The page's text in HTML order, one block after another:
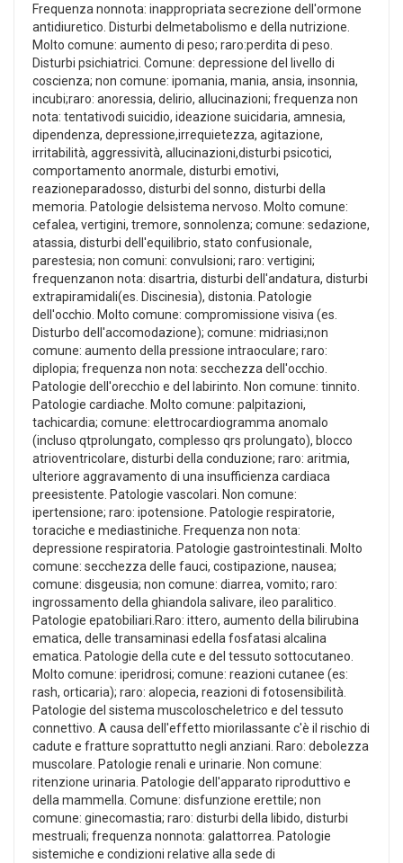
Frequenza nonnota: inappropriata secrezione dell'ormone
antidiuretico. Disturbi delmetabolismo e della nutrizione.
Molto comune: aumento di peso; raro:perdita di peso.
Disturbi psichiatrici. Comune: depressione del livello di
coscienza; non comune: ipomania, mania, ansia, insonnia,
incubi;raro: anoressia, delirio, allucinazioni; frequenza non
nota: tentativodi suicidio, ideazione suicidaria, amnesia,
dipendenza, depressione,irrequietezza, agitazione,
irritabilità, aggressività, allucinazioni,disturbi psicotici,
comportamento anormale, disturbi emotivi,
reazioneparadosso, disturbi del sonno, disturbi della
memoria. Patologie delsistema nervoso. Molto comune:
cefalea, vertigini, tremore, sonnolenza; comune: sedazione,
atassia, disturbi dell'equilibrio, stato confusionale,
parestesia; non comuni: convulsioni; raro: vertigini;
frequenzanon nota: disartria, disturbi dell'andatura, disturbi
extrapiramidali(es. Discinesia), distonia. Patologie
dell'occhio. Molto comune: compromissione visiva (es.
Disturbo dell'accomodazione); comune: midriasi;non
comune: aumento della pressione intraoculare; raro:
diplopia; frequenza non nota: secchezza dell'occhio.
Patologie dell'orecchio e del labirinto. Non comune: tinnito.
Patologie cardiache. Molto comune: palpitazioni,
tachicardia; comune: elettrocardiogramma anomalo
(incluso qtprolungato, complesso qrs prolungato), blocco
atrioventricolare, disturbi della conduzione; raro: aritmia,
ulteriore aggravamento di una insufficienza cardiaca
preesistente. Patologie vascolari. Non comune:
ipertensione; raro: ipotensione. Patologie respiratorie,
toraciche e mediastiniche. Frequenza non nota:
depressione respiratoria. Patologie gastrointestinali. Molto
comune: secchezza delle fauci, costipazione, nausea;
comune: disgeusia; non comune: diarrea, vomito; raro:
ingrossamento della ghiandola salivare, ileo paralitico.
Patologie epatobiliari.Raro: ittero, aumento della bilirubina
ematica, delle transaminasi edella fosfatasi alcalina
ematica. Patologie della cute e del tessuto sottocutaneo.
Molto comune: iperidrosi; comune: reazioni cutanee (es:
rash, orticaria); raro: alopecia, reazioni di fotosensibilità.
Patologie del sistema muscoloscheletrico e del tessuto
connettivo. A causa dell'effetto miorilassante c'è il rischio di
cadute e fratture soprattutto negli anziani. Raro: debolezza
muscolare. Patologie renali e urinarie. Non comune:
ritenzione urinaria. Patologie dell'apparato riproduttivo e
della mammella. Comune: disfunzione erettile; non
comune: ginecomastia; raro: disturbi della libido, disturbi
mestruali; frequenza nonnota: galattorrea. Patologie
sistemiche e condizioni relative alla sede di